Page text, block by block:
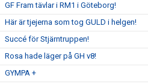
GF Fram tävlar i RM1 i Göteborg!
Här är tjejerna som tog GULD i helgen!
Succé för Stjärntruppen!
Rosa hade läger på GH v8!
GYMPA +